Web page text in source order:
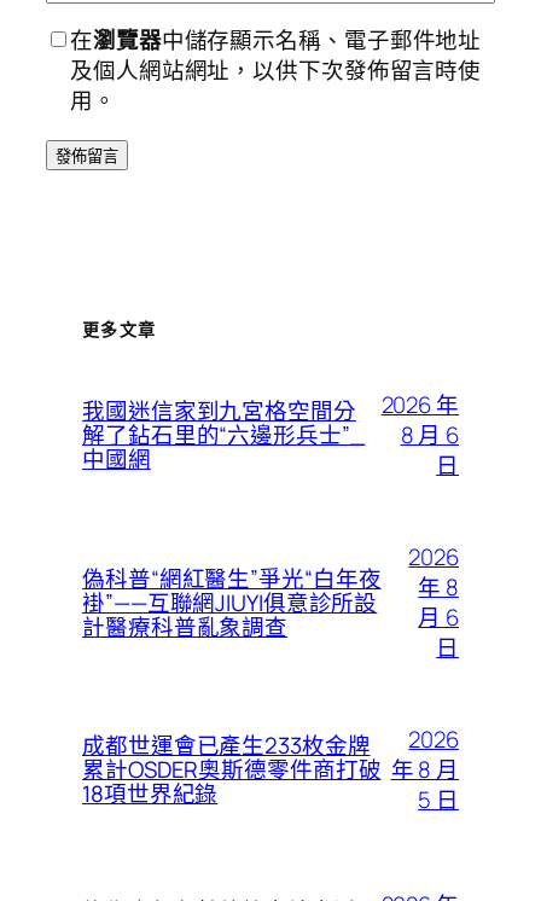
在瀏覽器中儲存顯示名稱、電子郵件地址
及個人網站網址，以供下次發佈留言時使
用。
更多文章
我國迷信家到九宮格空間分
解了鉆石里的“六邊形兵士”_
中國網
2026 年
8 月 6
日
偽科普“網紅醫生”爭光“白年夜
褂”——互聯網JIUYI俱意診所設
計醫療科普亂象調查
2026
年 8
月 6
日
成都世運會已產生233枚金牌
累計OSDER奧斯德零件商打破
18項世界紀錄
2026
年 8 月
5 日